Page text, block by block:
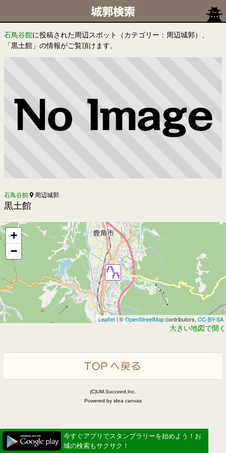
石鳥谷館に投稿された周辺スポット（カテゴリー：周辺城郭）、
「黒土館」の情報がご覧頂けます。
石鳥谷館 周辺城郭
黒土館
+
−
Leaflet | ©OpenStreetMapcontributors, CC-BY-SA
大きい地図で開く
(C)UM.Succeed,Inc.
Powered by idea canvas
今すぐアプリでスタンプラリーを始めよう！お
城の検索もサクサク！